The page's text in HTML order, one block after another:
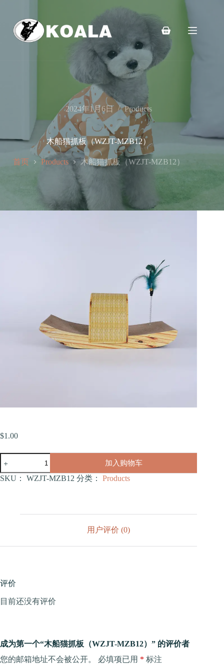
购
车
2024年1月6日 Products
木船猫抓板（WZJT-MZB12）
首页 Products 木船猫抓板（WZJT-MZB12）
$1.00
船
猫
MZB12）
加入购物车
SKU： WZJT-MZB12 分类： Products
用户评价 (0)
评价
目前还没有评价
成为第一个“木船猫抓板（WZJT-MZB12）” 的评价者
您的邮箱地址不会被公开。
必填项已用 * 标注